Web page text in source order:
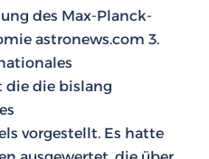
des Max-Planck-
astronews.com 3.
die die bislang
vorgestellt. Es hatte